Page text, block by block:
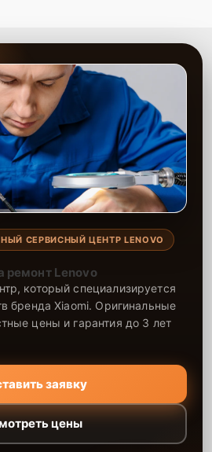
СЕРВИСНЫЙ ЦЕНТР LENOVO
ремонт Lenovo
который специализируется
бренда Xiaomi. Оригинальные
цены и гарантия до 3 лет
заявку
цены